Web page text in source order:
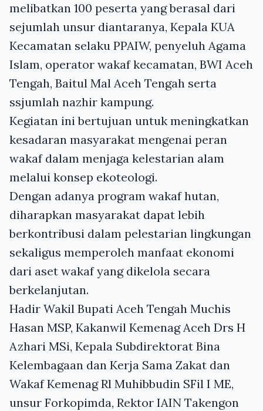
melibatkan 100 peserta yang berasal dari
sejumlah unsur diantaranya, Kepala KUA
Kecamatan selaku PPAIW, penyeluh Agama
Islam, operator wakaf kecamatan, BWI Aceh
Tengah, Baitul Mal Aceh Tengah serta
ssjumlah nazhir kampung.
Kegiatan ini bertujuan untuk meningkatkan
kesadaran masyarakat mengenai peran
wakaf dalam menjaga kelestarian alam
melalui konsep ekoteologi.
Dengan adanya program wakaf hutan,
diharapkan masyarakat dapat lebih
berkontribusi dalam pelestarian lingkungan
sekaligus memperoleh manfaat ekonomi
dari aset wakaf yang dikelola secara
berkelanjutan.
Hadir Wakil Bupati Aceh Tengah Muchis
Hasan MSP, Kakanwil Kemenag Aceh Drs H
Azhari MSi, Kepala Subdirektorat Bina
Kelembagaan dan Kerja Sama Zakat dan
Wakaf Kemenag Rl Muhibbudin SFil I ME,
unsur Forkopimda, Rektor IAIN Takengon